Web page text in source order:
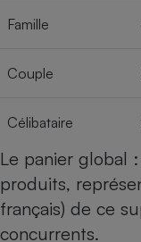
Famille
Couple
Célibataire
Le panier global
produits,
français) de ce
concurrents.